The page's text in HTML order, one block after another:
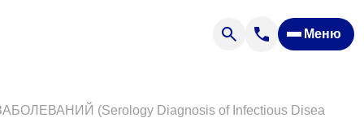
Меню
(Serology Diagnosis of Infectious Disease)